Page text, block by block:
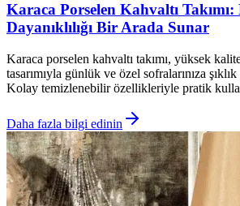
Karaca Porselen Kahvaltı Takımı:
Dayanıklılığı Bir Arada Sunar
Karaca porselen kahvaltı takımı, yüksek
tasarımıyla günlük ve özel sofralarınıza
Kolay temizlenebilir özellikleriyle pratik
Daha fazla bilgi edinin